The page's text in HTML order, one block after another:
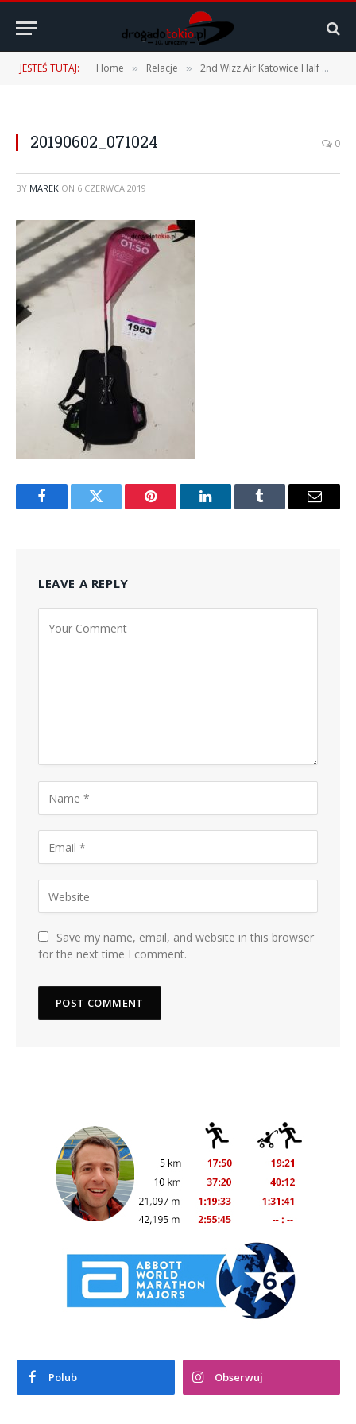
JESTEŚ TUTAJ: Home » Relacje » 2nd Wizz Air Katowice Half Marathon 2019 – 02.06.2019 r.
20190602_071024 0
BY MAREK ON 6 CZERWCA 2019
FacebookTwitter Pinterest LinkedInTumblr Email
LEAVE A REPLY
Save my name, email, and website in this browser
for the next time I comment.
Polub Obserwuj